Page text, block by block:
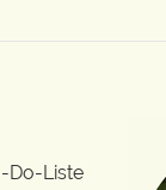
Do-Liste